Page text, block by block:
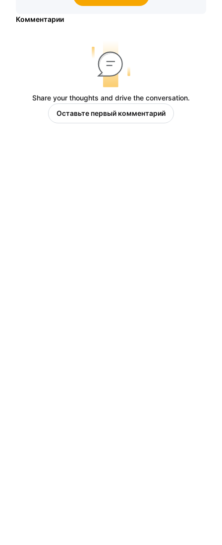
Комментарии
Share your thoughts and drive the conversation.
Оставьте первый комментарий